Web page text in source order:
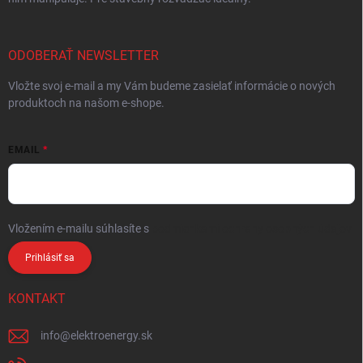
ODOBERAŤ NEWSLETTER
Vložte svoj e-mail a my Vám budeme zasielať informácie o nových
produktoch na našom e-shope.
EMAIL
Vložením e-mailu súhlasíte s
Prihlásiť sa
KONTAKT
info@elektroenergy.sk